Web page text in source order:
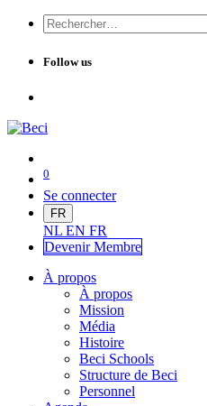
Follow us
0
Se connecter
FR
NL EN FR
Devenir Membre
À propos
À propos
Mission
Média
Histoire
Beci Schools
Structure de Beci
Personnel